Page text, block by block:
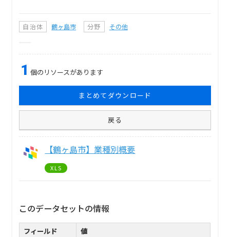
自治体 鶴ヶ島市 分野 その他
1 個のリソースがあります
まとめてダウンロード
戻る
【鶴ヶ島市】業種別概要
XLS
このデータセットの情報
フィールド
値